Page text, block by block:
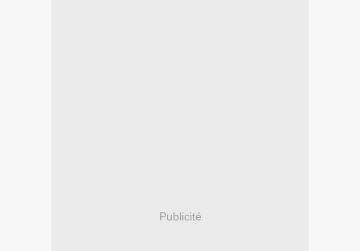
Publicité